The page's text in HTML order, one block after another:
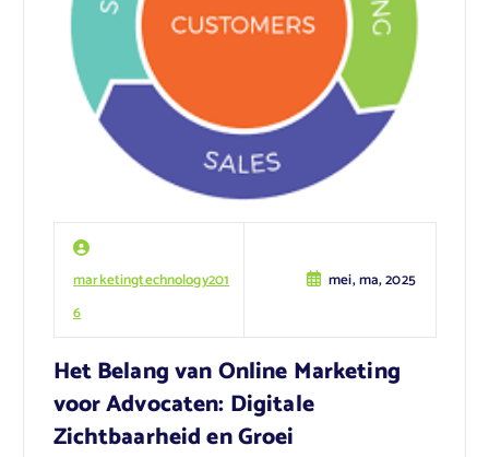
marketingtechnology201
6
mei, ma, 2025
Het Belang van Online Marketing
voor Advocaten: Digitale
Zichtbaarheid en Groei